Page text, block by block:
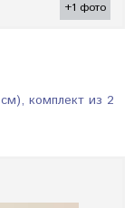
+1 фото
комплект из 2